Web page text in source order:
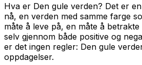
Hva er Den gule verden? Det er
nå, en verden med samme farge
måte å leve på, en måte å
selv gjennom både positive og
er det ingen regler: Den gule
oppdagelser.